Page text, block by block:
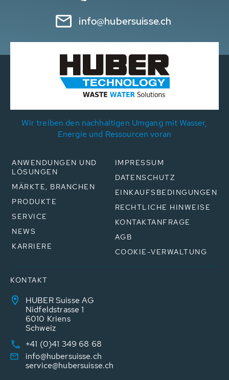
info@hubersuisse.ch
Wir treiben den nachhaltigen Umgang mit Wasser,
Energie und Ressourcen voran
ANWENDUNGEN UND
LÖSUNGEN
MÄRKTE, BRANCHEN
PRODUKTE
SERVICE
NEWS
KARRIERE
IMPRESSUM
DATENSCHUTZ
EINKAUFSBEDINGUNGEN
RECHTLICHE HINWEISE
KONTAKTANFRAGE
AGB
COOKIE-VERWALTUNG
KONTAKT
HUBER Suisse AG
Nidfeldstrasse 1
6010 Kriens
Schweiz
+41 (0)41 349 68 68
info@hubersuisse.ch
service@hubersuisse.ch